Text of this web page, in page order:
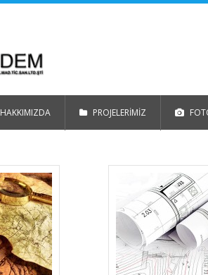
HAKKIMIZDA PROJELERİMİZ